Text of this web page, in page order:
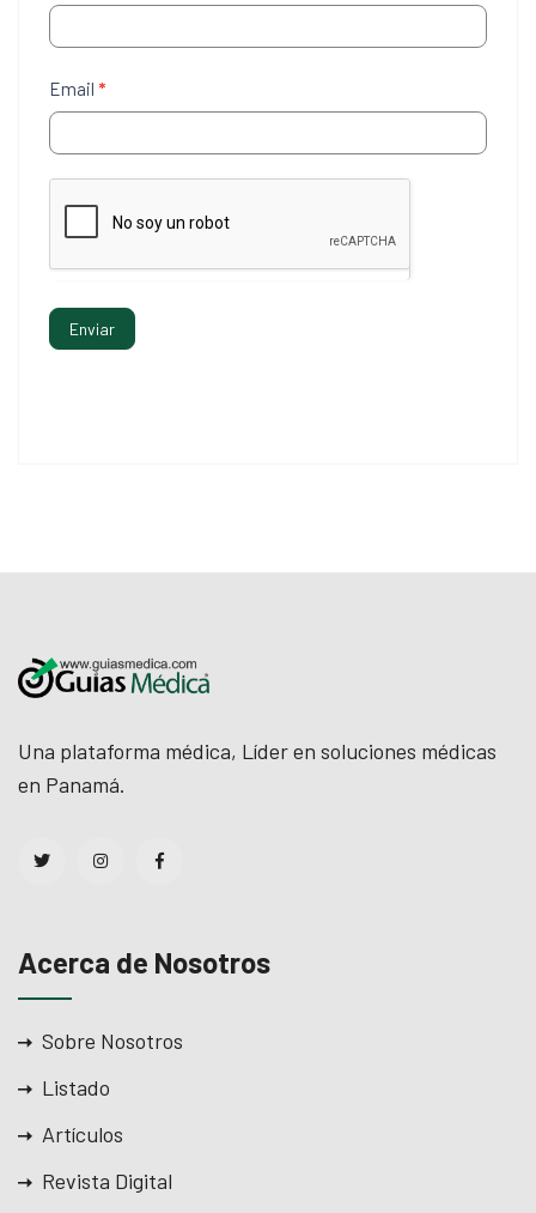
Email *
Enviar
Una plataforma médica, Líder en soluciones médicas
en Panamá.
Acerca de Nosotros
Sobre Nosotros
Listado
Artículos
Revista Digital